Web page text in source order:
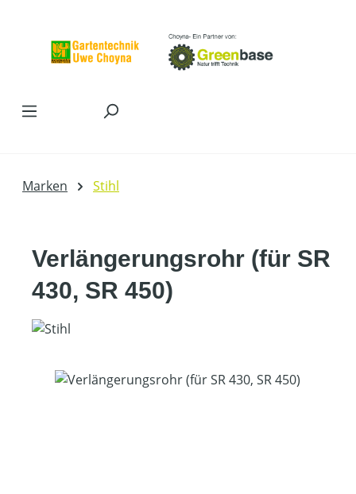
Marken Stihl
Verlängerungsrohr (für SR
430, SR 450)
Bildergalerie überspringen